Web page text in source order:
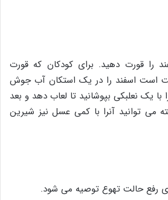
را قورت دهید. برای کودکان که قورت
است اسفند را در یک استکان آب جوش
با یک نعلبکی بپوشانید تا لعاب دهد و بعد
می توانید آنرا با کمی عسل نیز شیرین
رفع حالت تهوع توصیه می شود.